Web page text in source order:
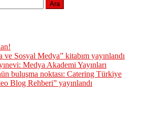
ve Sosyal Medya” kitabım yayınlandı
Medya Akademi Yayınları
buluşma noktası: Catering Türkiye
Blog Rehberi” yayınlandı